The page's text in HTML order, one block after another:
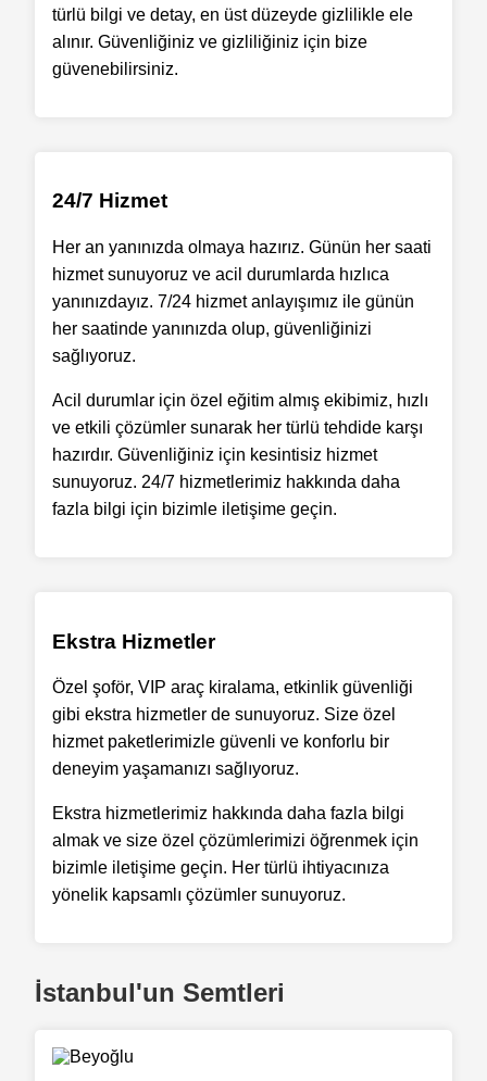
türlü bilgi ve detay, en üst düzeyde gizlilikle ele
alınır. Güvenliğiniz ve gizliliğiniz için bize
güvenebilirsiniz.
24/7 Hizmet
Her an yanınızda olmaya hazırız. Günün her saati
hizmet sunuyoruz ve acil durumlarda hızlıca
yanınızdayız. 7/24 hizmet anlayışımız ile günün
her saatinde yanınızda olup, güvenliğinizi
sağlıyoruz.
Acil durumlar için özel eğitim almış ekibimiz, hızlı
ve etkili çözümler sunarak her türlü tehdide karşı
hazırdır. Güvenliğiniz için kesintisiz hizmet
sunuyoruz. 24/7 hizmetlerimiz hakkında daha
fazla bilgi için bizimle iletişime geçin.
Ekstra Hizmetler
Özel şoför, VIP araç kiralama, etkinlik güvenliği
gibi ekstra hizmetler de sunuyoruz. Size özel
hizmet paketlerimizle güvenli ve konforlu bir
deneyim yaşamanızı sağlıyoruz.
Ekstra hizmetlerimiz hakkında daha fazla bilgi
almak ve size özel çözümlerimizi öğrenmek için
bizimle iletişime geçin. Her türlü ihtiyacınıza
yönelik kapsamlı çözümler sunuyoruz.
İstanbul'un Semtleri